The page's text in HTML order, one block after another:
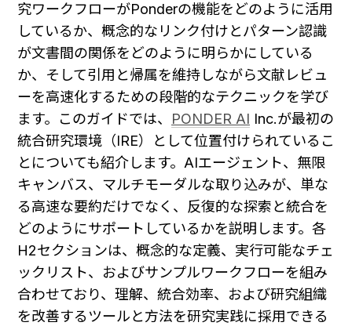
究ワークフローがPonderの機能をどのように活用
しているか、概念的なリンク付けとパターン認識
が文書間の関係をどのように明らかにしている
か、そして引用と帰属を維持しながら文献レビュ
ーを高速化するための段階的なテクニックを学び
ます。このガイドでは、 PONDER AI Inc.が最初の
統合研究環境（IRE）として位置付けられているこ
とについても紹介します。AIエージェント、無限
キャンバス、マルチモーダルな取り込みが、単な
る高速な要約だけでなく、反復的な探索と統合を
どのようにサポートしているかを説明します。各
H2セクションは、概念的な定義、実行可能なチェ
ックリスト、およびサンプルワークフローを組み
合わせており、理解、統合効率、および研究組織
を改善するツールと方法を研究実践に採用できる